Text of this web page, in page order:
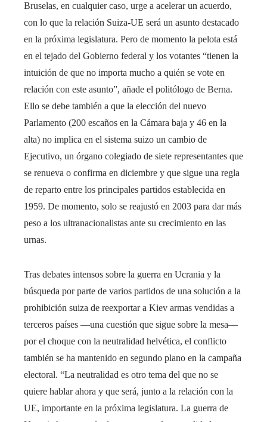
Bruselas, en cualquier caso, urge a acelerar un acuerdo,
con lo que la relación Suiza-UE será un asunto destacado
en la próxima legislatura. Pero de momento la pelota está
en el tejado del Gobierno federal y los votantes “tienen la
intuición de que no importa mucho a quién se vote en
relación con este asunto”, añade el politólogo de Berna.
Ello se debe también a que la elección del nuevo
Parlamento (200 escaños en la Cámara baja y 46 en la
alta) no implica en el sistema suizo un cambio de
Ejecutivo, un órgano colegiado de siete representantes que
se renueva o confirma en diciembre y que sigue una regla
de reparto entre los principales partidos establecida en
1959. De momento, solo se reajustó en 2003 para dar más
peso a los ultranacionalistas ante su crecimiento en las
urnas.
Tras debates intensos sobre la guerra en Ucrania y la
búsqueda por parte de varios partidos de una solución a la
prohibición suiza de reexportar a Kiev armas vendidas a
terceros países ―una cuestión que sigue sobre la mesa―
por el choque con la neutralidad helvética, el conflicto
también se ha mantenido en segundo plano en la campaña
electoral. “La neutralidad es otro tema del que no se
quiere hablar ahora y que será, junto a la relación con la
UE, importante en la próxima legislatura. La guerra de